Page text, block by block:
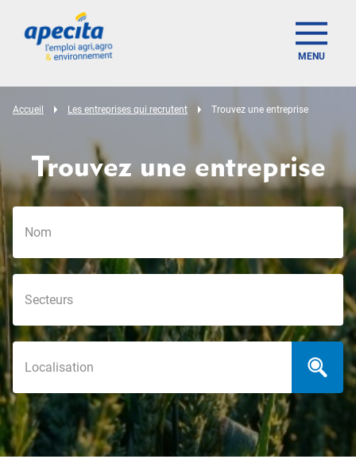
MENU
Accueil Les entreprises qui recrutent Trouvez une entreprise
Trouvez une entreprise